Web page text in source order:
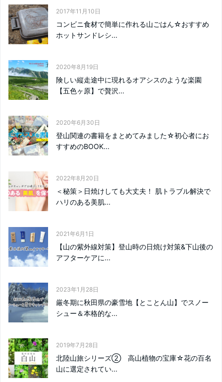
2017年11月10日
コンビニ食材で簡単に作れる山ごはん☆おすすめ
ホットサンドレシ...
2020年8月19日
険しい縦走途中に現れるオアシスのような楽園
【五色ヶ原】で贅沢...
2020年6月30日
登山関連の書籍をまとめてみました☆初心者にお
すすめのBOOK...
2022年8月20日
＜秘策＞日焼けしても大丈夫！ 肌トラブル解決で
ハリのある美肌...
2021年6月1日
【山の紫外線対策】登山時の日焼け対策&下山後の
アフターケアに...
2023年1月28日
厳冬期に秋田県の豪雪地【とことん山】でスノー
シュー＆本格的な...
2019年7月28日
北陸山旅シリーズ② 高山植物の宝庫☆花の百名
山に選定されてい...